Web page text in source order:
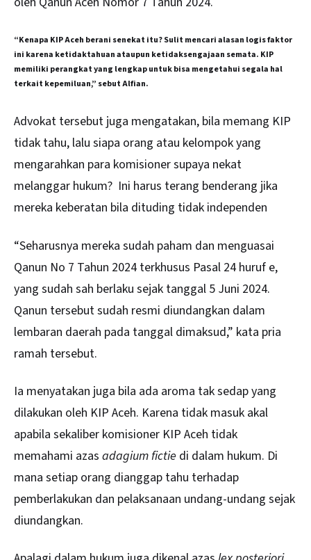
“Kenapa KIP Aceh berani senekat itu? Sulit mencari alasan logis faktor
ini karena ketidaktahuan ataupun ketidaksengajaan semata. KIP
memiliki perangkat yang lengkap untuk bisa mengetahui segala hal
terkait kepemiluan,” sebut Alfian.
Advokat tersebut juga mengatakan, bila memang KIP
tidak tahu, lalu siapa orang atau kelompok yang
mengarahkan para komisioner supaya nekat
melanggar hukum? Ini harus terang benderang jika
mereka keberatan bila dituding tidak independen
“Seharusnya mereka sudah paham dan menguasai
Qanun No 7 Tahun 2024 terkhusus Pasal 24 huruf e,
yang sudah sah berlaku sejak tanggal 5 Juni 2024.
Qanun tersebut sudah resmi diundangkan dalam
lembaran daerah pada tanggal dimaksud,” kata pria
ramah tersebut.
Ia menyatakan juga bila ada aroma tak sedap yang
dilakukan oleh KIP Aceh. Karena tidak masuk akal
apabila sekaliber komisioner KIP Aceh tidak
memahami azas adagium fictie di dalam hukum. Di
mana setiap orang dianggap tahu terhadap
pemberlakukan dan pelaksanaan undang-undang sejak
diundangkan.